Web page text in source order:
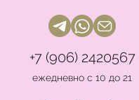
+7 (906) 2420567
ежедневно с 10 до 21